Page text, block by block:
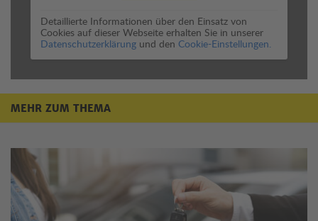
Detaillierte Informationen über den Einsatz von
Cookies auf dieser Webseite erhalten Sie in unserer
Datenschutzerklärung und den Cookie-Einstellungen.
MEHR ZUM THEMA